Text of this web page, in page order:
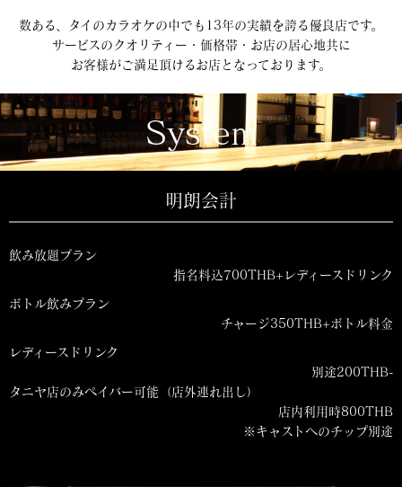
数ある、タイのカラオケの中でも13年の実績を誇る優良店です。
サービスのクオリティー・価格帯・お店の居心地共に
お客様がご満足頂けるお店となっております。
System
明朗会計
飲み放題プラン
指名料込700THB+レディースドリンク
ボトル飲みプラン
チャージ350THB+ボトル料金
レディースドリンク
別途200THB-
タニヤ店のみペイバー可能（店外連れ出し）
店内利用時800THB
※キャストへのチップ別途